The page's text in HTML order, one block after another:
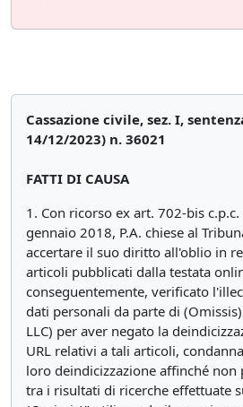
Cassazione civile, sez. I,
14/12/2023) n. 36021
FATTI DI CAUSA
1. Con ricorso ex art. 702-bis
gennaio 2018, P.A. chiese al
accertare il suo diritto all'oblio in
articoli pubblicati dalla testata
conseguentemente, verificato
dati personali da parte di
LLC) per aver negato la
URL relativi a tali articoli,
loro deindicizzazione affinché
tra i risultati di ricerche effettuate